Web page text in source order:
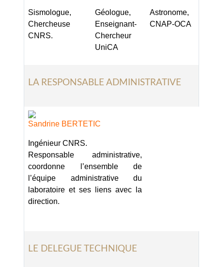
Sismologue,
Chercheuse
CNRS.
Géologue,
Enseignant-
Chercheur
UniCA
Astronome,
CNAP-OCA
LA RESPONSABLE ADMINISTRATIVE
Sandrine BERTETIC
Ingénieur CNRS.
Responsable administrative,
coordonne l’ensemble de
l’équipe administrative du
laboratoire et ses liens avec la
direction.
LE DELEGUE TECHNIQUE